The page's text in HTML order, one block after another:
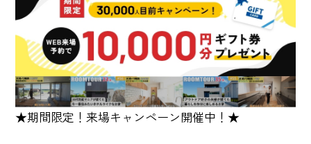
★期間限定！来場キャンペーン開催中！★